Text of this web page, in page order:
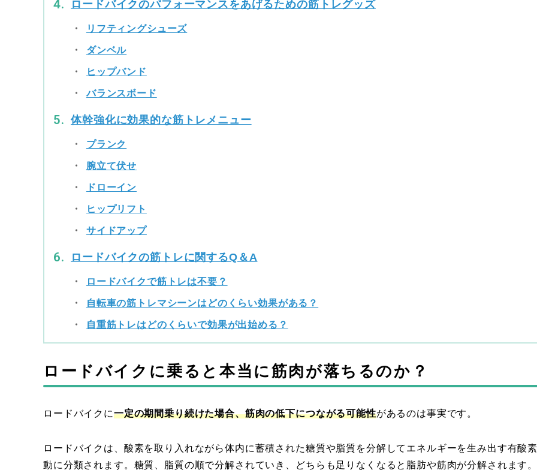
ロードバイクのパフォーマンスをあげるための筋トレグッズ
リフティングシューズ
ダンベル
ヒップバンド
バランスボード
体幹強化に効果的な筋トレメニュー
プランク
腕立て伏せ
ドローイン
ヒップリフト
サイドアップ
ロードバイクの筋トレに関するQ＆A
ロードバイクで筋トレは不要？
自転車の筋トレマシーンはどのくらい効果がある？
自重筋トレはどのくらいで効果が出始める？
ロードバイクに乗ると本当に筋肉が落ちるのか？
ロードバイクに一定の期間乗り続けた場合、筋肉の低下につながる可能性があるのは事実です。
ロードバイクは、酸素を取り入れながら体内に蓄積された糖質や脂質を分解してエネルギーを生み出す有酸
動に分類されます。糖質、脂質の順で分解されていき、どちらも足りなくなると脂肪や筋肉が分解されます